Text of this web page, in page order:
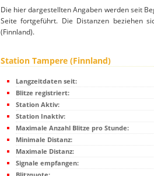
Die hier dargestellten Angaben werden seit
Seite fortgeführt. Die Distanzen beziehen
(Finnland).
Station Tampere (Finnland)
Langzeitdaten seit:
Blitze registriert:
Station Aktiv:
Station Inaktiv:
Maximale Anzahl Blitze pro Stunde:
Minimale Distanz:
Maximale Distanz:
Signale empfangen: